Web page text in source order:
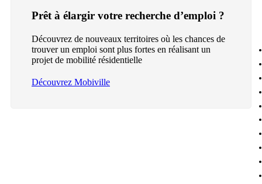
Prêt à élargir votre recherche d’emploi ?
Découvrez de nouveaux territoires où les chances de
trouver un emploi sont plus fortes en réalisant un
projet de mobilité résidentielle
Découvrez Mobiville